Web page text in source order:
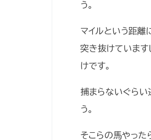
う。
マイルという距離
突き抜けています
けです。
捕まらないぐらい
う。
そこらの馬やった